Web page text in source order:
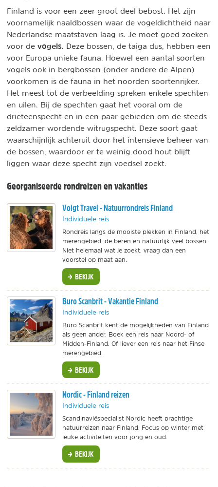
Finland is voor een zeer groot deel bebost. Het zijn
voornamelijk naaldbossen waar de vogeldichtheid naar
Nederlandse maatstaven laag is. Je moet goed zoeken
voor de vogels . Deze bossen, de taiga dus, hebben een
voor Europa unieke fauna. Hoewel een aantal soorten
vogels ook in bergbossen (onder andere de Alpen)
voorkomen is de fauna in het noorden soortenrijker.
Het meest tot de verbeelding spreken enkele spechten
en uilen. Bij de spechten gaat het vooral om de
drieteenspecht en in een paar gebieden om de steeds
zeldzamer wordende witrugspecht. Deze soort gaat
waarschijnlijk achteruit door het intensieve beheer van
de bossen, waardoor er te weinig dood hout blijft
liggen waar deze specht zijn voedsel zoekt.
Georganiseerde rondreizen en vakanties
Voigt Travel - Natuurrondreis Finland
Individuele reis
Rondreis langs de mooiste plekken in Finland, het
merengebied, de beren en natuurlijk veel bossen.
Niet helemaal wat je zoekt, vraag dan een
voorstel op maat aan.
BEKIJK
Buro Scanbrit - Vakantie Finland
Individuele reis
Buro Scanbrit kent de mogelijkheden van Finland
als geen ander. Boek een reis naar Noord- of
Midden-Finland. Of liever een reis naar het Finse
merengebied.
BEKIJK
Nordic - Finland reizen
Individuele reis
Scandinaviëspecialist Nordic heeft prachtige
natuurreizen naar Finland. Focus op winter met
leuke activiteiten voor jong en oud.
BEKIJK